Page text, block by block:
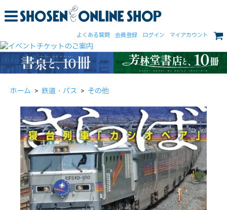
よくある質問 会員登録 ログイン マイアカウント
ホーム > 鉄道・バス > その他